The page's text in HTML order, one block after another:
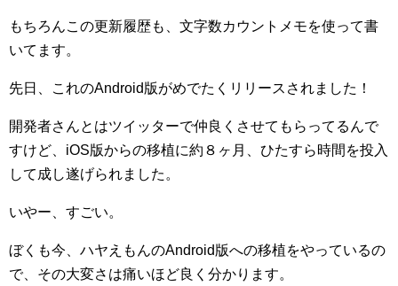
もちろんこの更新履歴も、文字数カウントメモを使って書
いてます。
先日、これのAndroid版がめでたくリリースされました！
開発者さんとはツイッターで仲良くさせてもらってるんで
すけど、iOS版からの移植に約８ヶ月、ひたすら時間を投入
して成し遂げられました。
いやー、すごい。
ぼくも今、ハヤえもんのAndroid版への移植をやっているの
で、その大変さは痛いほど良く分かります。